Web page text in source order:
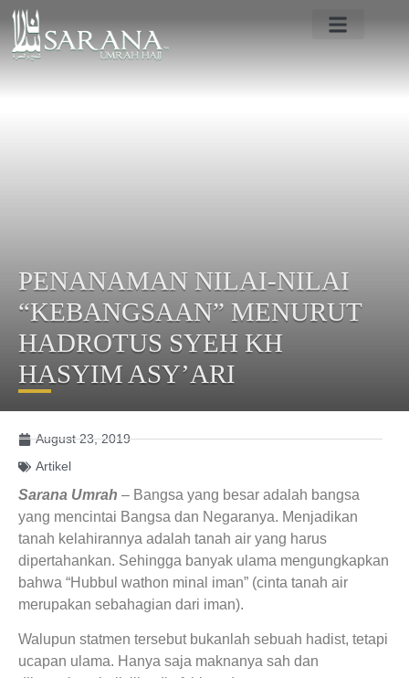
PENANAMAN NILAI-NILAI
“KEBANGSAAN” MENURUT
HADROTUS SYEH KH
HASYIM ASY’ARI
August 23, 2019
Artikel
Sarana Umrah – Bangsa yang besar adalah bangsa
yang mencintai Bangsa dan Negaranya. Menjadikan
tanah kelahirannya adalah tanah air yang harus
dipertahankan. Sehingga banyak ulama mengungkapkan
bahwa “Hubbul wathon minal iman” (cinta tanah air
merupakan sebahagian dari iman).
Walupun statmen tersebut bukanlah sebuah hadist, tetapi
ucapan ulama. Hanya saja maknanya sah dan